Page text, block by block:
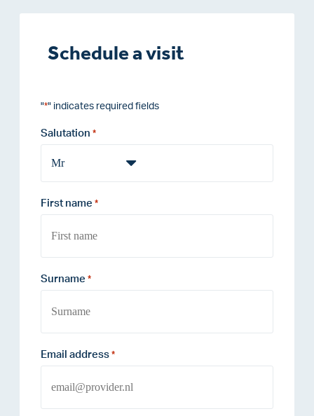
Schedule a visit
"*" indicates required fields
Salutation *
First name *
Surname *
Email address *